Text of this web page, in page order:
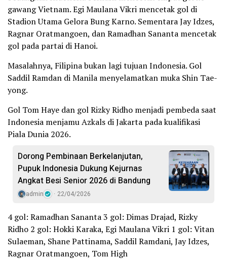
gawang Vietnam. Egi Maulana Vikri mencetak gol di
Stadion Utama Gelora Bung Karno. Sementara Jay Idzes,
Ragnar Oratmangoen, dan Ramadhan Sananta mencetak
gol pada partai di Hanoi.
Masalahnya, Filipina bukan lagi tujuan Indonesia. Gol
Saddil Ramdan di Manila menyelamatkan muka Shin Tae-
yong.
Gol Tom Haye dan gol Rizky Ridho menjadi pembeda saat
Indonesia menjamu Azkals di Jakarta pada kualifikasi
Piala Dunia 2026.
Dorong Pembinaan Berkelanjutan,
Pupuk Indonesia Dukung Kejurnas
Angkat Besi Senior 2026 di Bandung
admin 22/04/2026
4 gol: Ramadhan Sananta 3 gol: Dimas Drajad, Rizky
Ridho 2 gol: Hokki Karaka, Egi Maulana Vikri 1 gol: Vitan
Sulaeman, Shane Pattinama, Saddil Ramdani, Jay Idzes,
Ragnar Oratmangoen, Tom High